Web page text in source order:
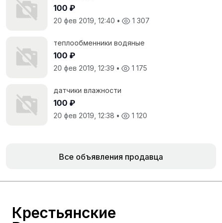
100 ₽
20 фев 2019, 12:40 • 1 307
теплообменники водяные
100 ₽
20 фев 2019, 12:39 • 1 175
датчики влажности
100 ₽
20 фев 2019, 12:38 • 1 120
Все объявления продавца
Крестьянские